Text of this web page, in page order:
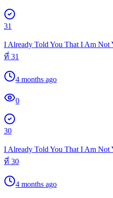
31
I Already Told You That I Am
ที่ 31
4 months ago
0
30
I Already Told You That I Am
ที่ 30
4 months ago